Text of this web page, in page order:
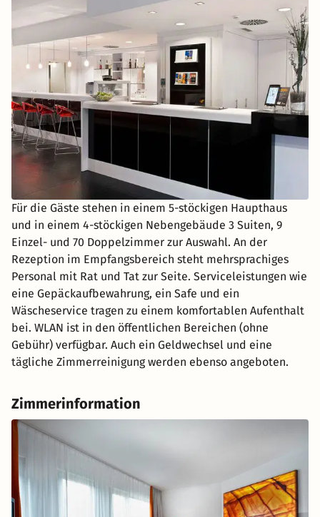
Für die Gäste stehen in einem 5-stöckigen Haupthaus
und in einem 4-stöckigen Nebengebäude 3 Suiten, 9
Einzel- und 70 Doppelzimmer zur Auswahl. An der
Rezeption im Empfangsbereich steht mehrsprachiges
Personal mit Rat und Tat zur Seite. Serviceleistungen wie
eine Gepäckaufbewahrung, ein Safe und ein
Wäscheservice tragen zu einem komfortablen Aufenthalt
bei. WLAN ist in den öffentlichen Bereichen (ohne
Gebühr) verfügbar. Auch ein Geldwechsel und eine
tägliche Zimmerreinigung werden ebenso angeboten.
Zimmerinformation